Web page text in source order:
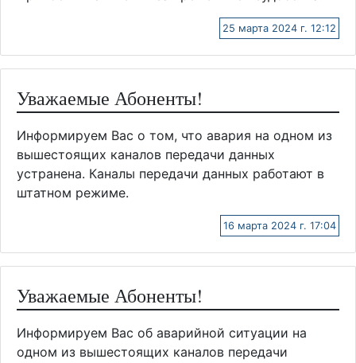
25 марта 2024 г. 12:12
Уважаемые Абоненты!
Информируем Вас о том, что авария на одном из
вышестоящих каналов передачи данных
устранена. Каналы передачи данных работают в
штатном режиме.
16 марта 2024 г. 17:04
Уважаемые Абоненты!
Информируем Вас об аварийной ситуации на
одном из вышестоящих каналов передачи